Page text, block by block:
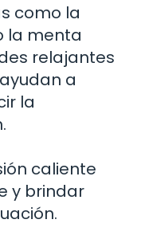
como la
la menta
relajantes
a
la
caliente
y brindar